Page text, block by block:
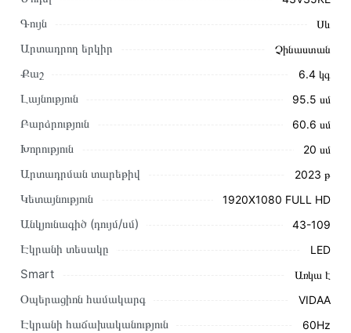
Այս ապրանքը գնելու համար սեղմեք
«Ավելացնել
զամբյուղին»
Կարող եք նաև պատվիրել՝ զանգահարելով կայքում նշված
կոնտակտային համարներին։
Կայքում տվյալ ապրանքի՝ Հեռուստացույց TOSHIBA
43V35KE առաքման և վճարման պայմանները վավեր են և
Գույն Սև
Արտադրող երկիր Չինաստան
Քաշ 6.4 կգ
Լայնություն 95․5 սմ
Բարձրություն 60․6 սմ
Խորություն 20 սմ
Արտադրման տարեթիվ 2023 թ
Կետայնություն 1920X1080 FULL HD
Անկյունագիծ (դույմ/սմ) 43-109
Էկրանի տեսակը LED
Smart Առկա է
Օպերացիոն համակարգ VIDAA
Էկրանի հաճախականություն 60Hz